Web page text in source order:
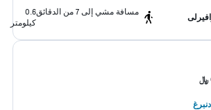
مسافة مشي إلى 7 من الدقائق
0.6
كيلومتر